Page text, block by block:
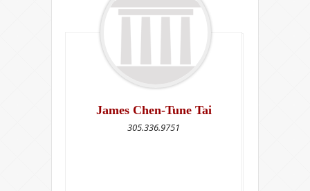
James Chen-Tune Tai
305.336.9751